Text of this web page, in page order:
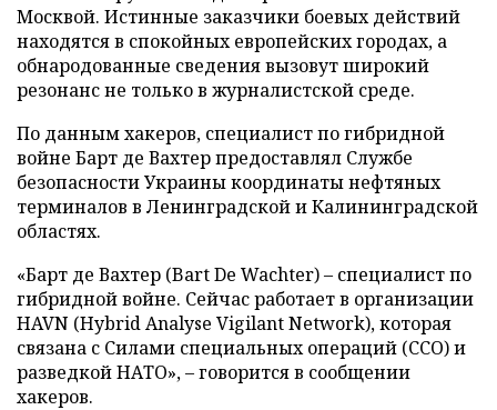
Москвой. Истинные заказчики боевых действий
находятся в спокойных европейских городах, а
обнародованные сведения вызовут широкий
резонанс не только в журналистской среде.
По данным хакеров, специалист по гибридной
войне Барт де Вахтер предоставлял Службе
безопасности Украины координаты нефтяных
терминалов в Ленинградской и Калининградской
областях.
«Барт де Вахтер (Bart De Wachter) – специалист по
гибридной войне. Сейчас работает в организации
HAVN (Hybrid Analyse Vigilant Network), которая
связана с Силами специальных операций (ССО) и
разведкой НАТО», – говорится в сообщении
хакеров.